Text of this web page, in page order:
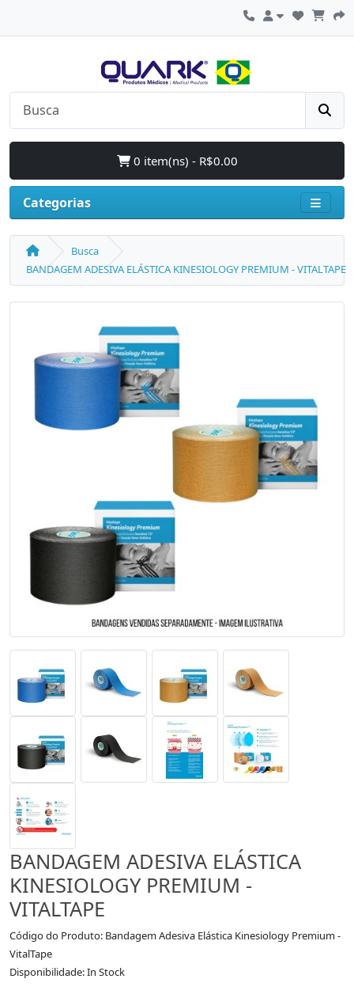
0 item(ns) - R$0.00
Categorias
Busca
BANDAGEM ADESIVA ELÁSTICA KINESIOLOGY PREMIUM - VITALTAPE
BANDAGEM ADESIVA ELÁSTICA
KINESIOLOGY PREMIUM -
VITALTAPE
Código do Produto: Bandagem Adesiva Elástica Kinesiology Premium -
VitalTape
Disponibilidade: In Stock